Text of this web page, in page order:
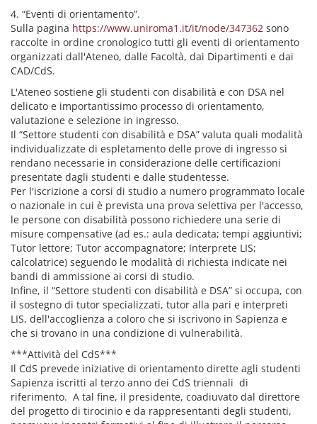
4. “Eventi di orientamento”.
Sulla pagina https://www.uniroma1.it/it/node/347362 sono
raccolte in ordine cronologico tutti gli eventi di orientamento
organizzati dall'Ateneo, dalle Facoltà, dai Dipartimenti e dai
CAD/CdS.
L'Ateneo sostiene gli studenti con disabilità e con DSA nel
delicato e importantissimo processo di orientamento,
valutazione e selezione in ingresso.
Il “Settore studenti con disabilità e DSA” valuta quali modalità
individualizzate di espletamento delle prove di ingresso si
rendano necessarie in considerazione delle certificazioni
presentate dagli studenti e dalle studentesse.
Per l'iscrizione a corsi di studio a numero programmato locale
o nazionale in cui è prevista una prova selettiva per l'accesso,
le persone con disabilità possono richiedere una serie di
misure compensative (ad es.: aula dedicata; tempi aggiuntivi;
Tutor lettore; Tutor accompagnatore; Interprete LIS;
calcolatrice) seguendo le modalità di richiesta indicate nei
bandi di ammissione ai corsi di studio.
Infine, il “Settore studenti con disabilità e DSA” si occupa, con
il sostegno di tutor specializzati, tutor alla pari e interpreti
LIS, dell'accoglienza a coloro che si iscrivono in Sapienza e
che si trovano in una condizione di vulnerabilità.
***Attività del CdS***
Il CdS prevede iniziative di orientamento dirette agli studenti
Sapienza iscritti al terzo anno dei CdS triennali di
riferimento. A tal fine, il presidente, coadiuvato dal direttore
del progetto di tirocinio e da rappresentanti degli studenti,